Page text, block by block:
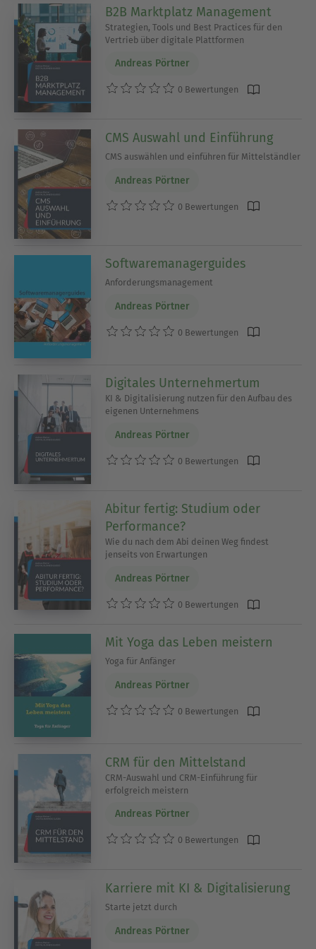
B2B Marktplatz Management
Strategien, Tools und Best Practices für den
Vertrieb über digitale Plattformen
Andreas Pörtner
0 Bewertungen
CMS Auswahl und Einführung
CMS auswählen und einführen für Mittelständler
Andreas Pörtner
0 Bewertungen
Softwaremanagerguides
Anforderungsmanagement
Andreas Pörtner
0 Bewertungen
Digitales Unternehmertum
KI & Digitalisierung nutzen für den Aufbau des
eigenen Unternehmens
Andreas Pörtner
0 Bewertungen
Abitur fertig: Studium oder
Performance?
Wie du nach dem Abi deinen Weg findest
jenseits von Erwartungen
Andreas Pörtner
0 Bewertungen
Mit Yoga das Leben meistern
Yoga für Anfänger
Andreas Pörtner
0 Bewertungen
CRM für den Mittelstand
CRM-Auswahl und CRM-Einführung für
erfolgreich meistern
Andreas Pörtner
0 Bewertungen
Karriere mit KI & Digitalisierung
Starte jetzt durch
Andreas Pörtner